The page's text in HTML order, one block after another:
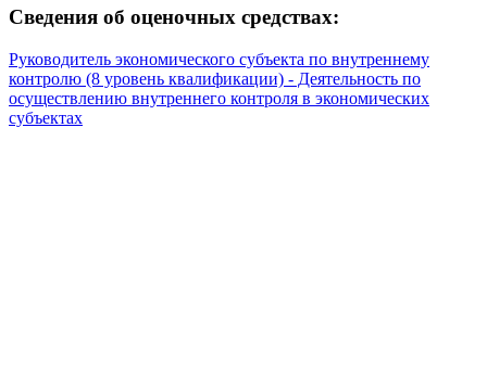
Сведения об оценочных средствах:
Руководитель экономического субъекта по внутреннему
контролю (8 уровень квалификации) - Деятельность по
осуществлению внутреннего контроля в экономических
субъектах